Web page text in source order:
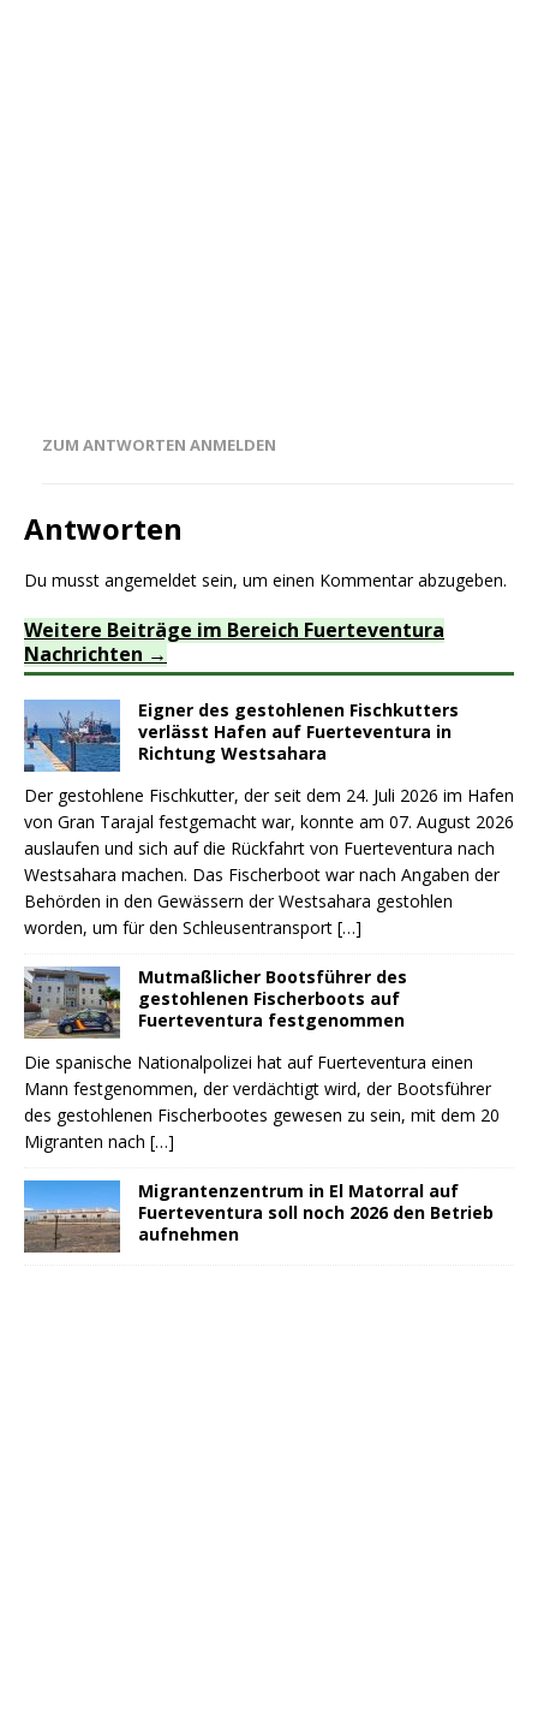
ZUM ANTWORTEN ANMELDEN
Antworten
Du musst angemeldet sein, um einen Kommentar abzugeben.
Weitere Beiträge im Bereich Fuerteventura
Nachrichten
Eigner des gestohlenen Fischkutters
verlässt Hafen auf Fuerteventura in
Richtung Westsahara
Der gestohlene Fischkutter, der seit dem 24. Juli 2026 im Hafen
von Gran Tarajal festgemacht war, konnte am 07. August 2026
auslaufen und sich auf die Rückfahrt von Fuerteventura nach
Westsahara machen. Das Fischerboot war nach Angaben der
Behörden in den Gewässern der Westsahara gestohlen
worden, um für den Schleusentransport […]
Mutmaßlicher Bootsführer des
gestohlenen Fischerboots auf
Fuerteventura festgenommen
Die spanische Nationalpolizei hat auf Fuerteventura einen
Mann festgenommen, der verdächtigt wird, der Bootsführer
des gestohlenen Fischerbootes gewesen zu sein, mit dem 20
Migranten nach […]
Migrantenzentrum in El Matorral auf
Fuerteventura soll noch 2026 den Betrieb
aufnehmen